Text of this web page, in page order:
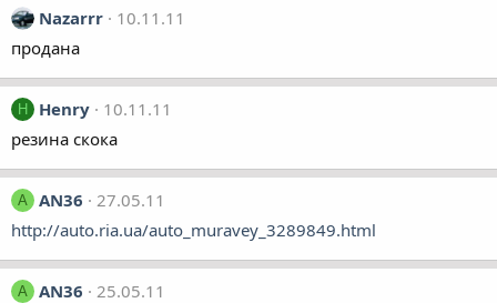
Nazarrr
10.11.11
продана
H Henry
10.11.11
резина скока
A AN36
27.05.11
http://auto.ria.ua/auto_muravey_3289849.html
A AN36
25.05.11